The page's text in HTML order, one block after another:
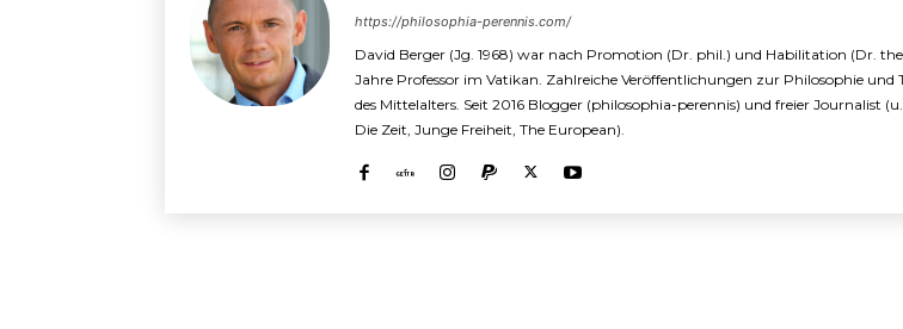
https://philosophia-perennis.com/
David Berger (Jg. 1968) war nach Promotion (Dr. phil.) und Habilitation (Dr.
Jahre Professor im Vatikan. Zahlreiche Veröffentlichungen zur Philosophie und
des Mittelalters. Seit 2016 Blogger (philosophia-perennis) und freier Journalist
Die Zeit, Junge Freiheit, The European).